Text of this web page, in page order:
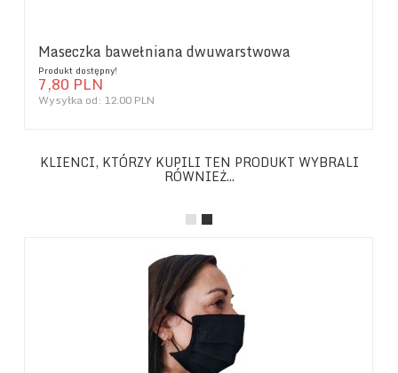
Maseczka bawełniana dwuwarstwowa
Produkt dostępny!
7,80 PLN
Wysyłka od: 12.00 PLN
KLIENCI, KTÓRZY KUPILI TEN PRODUKT WYBRALI
RÓWNIEŻ...